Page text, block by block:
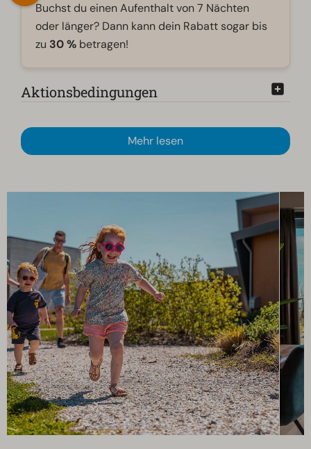
Buchst du einen Aufenthalt von 7 Nächten
oder länger? Dann kann dein Rabatt sogar bis
zu 30 % betragen!
Aktionsbedingungen
Mehr lesen